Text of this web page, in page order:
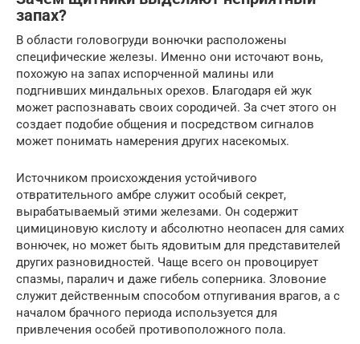
запах?
В области головогруди вонючки расположены
специфические железы. Именно они источают вонь,
похожую на запах испорченной малины или
подгнивших миндальных орехов. Благодаря ей жук
может распознавать своих сородичей. За счет этого он
создает подобие общения и посредством сигналов
может понимать намерения других насекомых.
Источником происхождения устойчивого
отвратительного амбре служит особый секрет,
вырабатываемый этими железами. Он содержит
цимициновую кислоту и абсолютно неопасен для самих
вонючек, но может быть ядовитым для представителей
других разновидностей. Чаще всего он провоцирует
спазмы, паралич и даже гибель соперника. Зловоние
служит действенным способом отпугивания врагов, а с
началом брачного периода используется для
привлечения особей противоположного пола.